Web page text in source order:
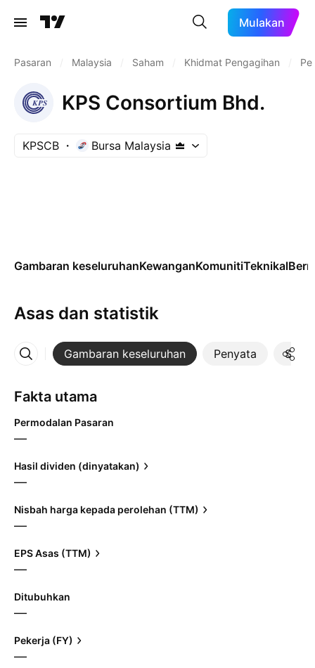
Mulakan
Pasaran Malaysia Saham Khidmat Pengagihan
KPS Consortium Bhd.
KPSCB Bursa Malaysia
Gambaran keseluruhanKewanganKomunitiTeknikal
Asas dan statistik
Gambaran keseluruhan Penyata
Lebih
Fakta utama
Permodalan Pasaran
—
Hasil dividen (dinyatakan)
—
Nisbah harga kepada perolehan (TTM)
—
EPS Asas (TTM)
—
Ditubuhkan
—
Pekerja (FY)
—